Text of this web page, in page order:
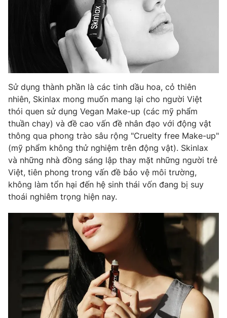
Sử dụng thành phần là các tinh dầu hoa, cỏ thiên
nhiên, Skinlax mong muốn mang lại cho người Việt
thói quen sử dụng Vegan Make-up (các mỹ phẩm
thuần chay) và đề cao vấn đề nhân đạo với động vật
thông qua phong trào sâu rộng "Cruelty free Make-up"
(mỹ phẩm không thử nghiệm trên động vật). Skinlax
và những nhà đồng sáng lập thay mặt những người trẻ
Việt, tiên phong trong vấn đề bảo vệ môi trường,
không làm tổn hại đến hệ sinh thái vốn đang bị suy
thoái nghiêm trọng hiện nay.